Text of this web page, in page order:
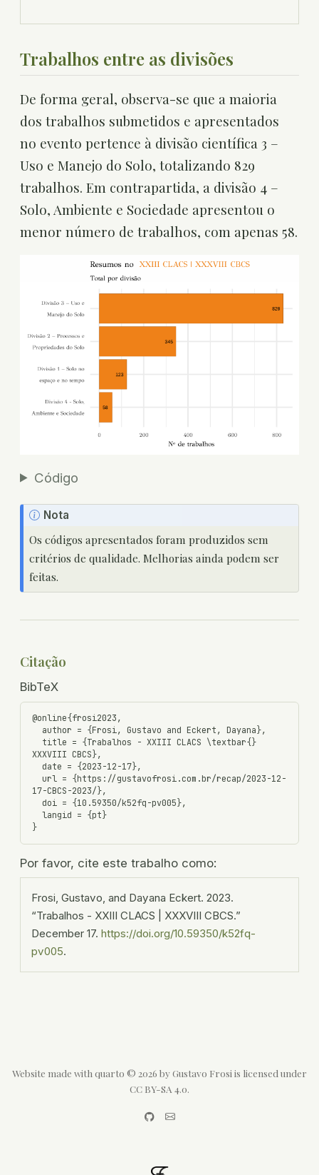
Trabalhos entre as divisões
De forma geral, observa-se que a maioria
dos trabalhos submetidos e apresentados
no evento pertence à divisão científica 3 –
Uso e Manejo do Solo, totalizando 829
trabalhos. Em contrapartida, a divisão 4 –
Solo, Ambiente e Sociedade apresentou o
menor número de trabalhos, com apenas 58.
Código
Nota
Os códigos apresentados foram produzidos sem
critérios de qualidade. Melhorias ainda podem ser
feitas.
Citação
BibTeX
@online{frosi2023,
XXXVIII CBCS},
17-CBCS-2023/},
  langid = {pt}
Por favor, cite este trabalho como:
Frosi, Gustavo, and Dayana Eckert. 2023.
“Trabalhos - XXIII CLACS | XXXVIII CBCS.”
December 17.https://doi.org/10.59350/k52fq-
pv005.
Website made with quarto © 2026 by Gustavo Frosi is licensed under
CC BY-SA 4.0.